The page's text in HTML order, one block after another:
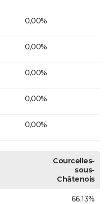
0,00%
0,00%
0,00%
0,00%
0,00%
Courcelles-
sous-
Châtenois
66,13%